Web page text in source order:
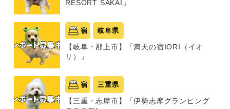
RESORT SAKAI」
宿 岐阜県
【岐阜・郡上市】「満天の宿IORI（イオ
リ）」
宿 三重県
【三重・志摩市】「伊勢志摩グランピング